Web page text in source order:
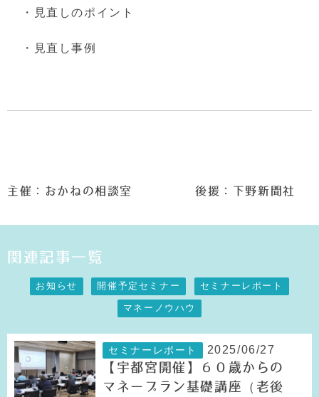
・見直しのポイント
・見直し事例
主催：おかねの相談室 後援：下野新聞社
関連記事一覧
お知らせ 開催予定セミナー セミナーレポート
マネーノウハウ
セミナーレポート 2025/06/27
【宇都宮開催】６０歳からの
マネープラン基礎講座（老後